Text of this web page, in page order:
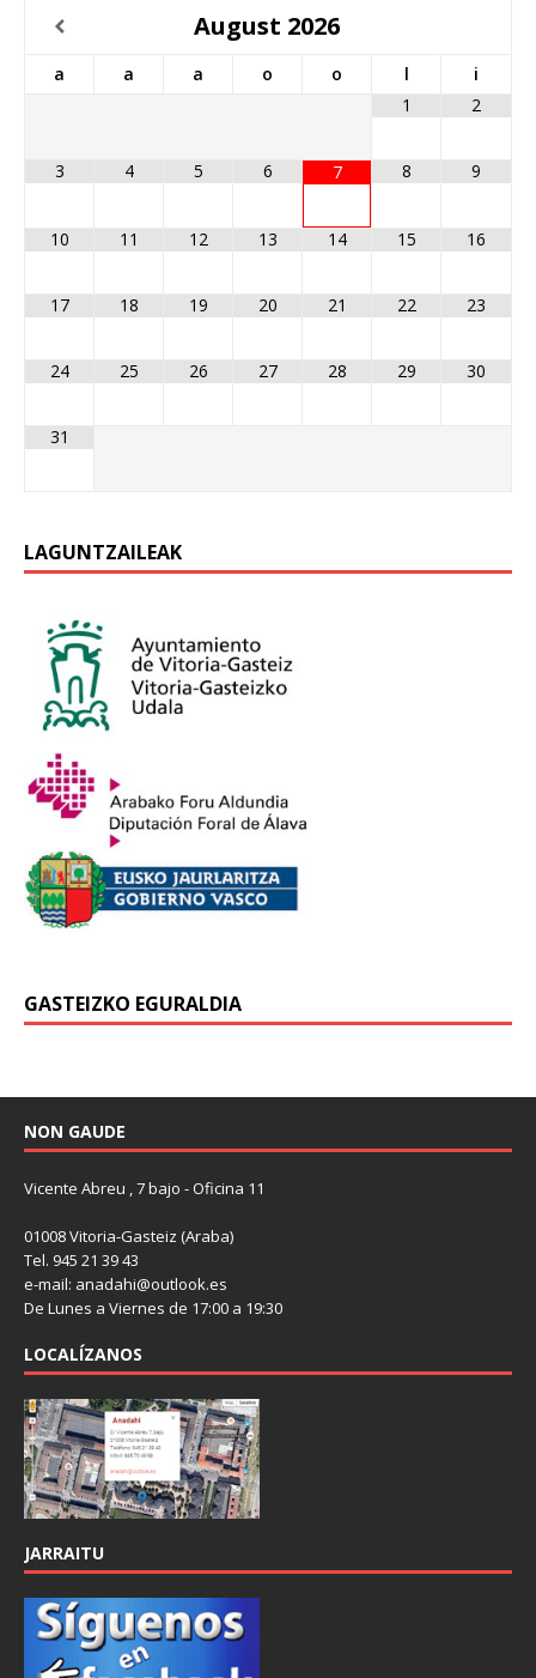
August 2026
a a a o o l
i
1
2
3 4 5 6 7 8 9
10 11 12 13 14 15 16
17 18 19 20 21 22 23
24 25 26 27 28 29 30
31
LAGUNTZAILEAK
GASTEIZKO EGURALDIA
NON GAUDE
Vicente Abreu , 7 bajo - Oficina 11
01008 Vitoria-Gasteiz (Araba)
Tel. 945 21 39 43
e-mail: anadahi@outlook.es
De Lunes a Viernes de 17:00 a 19:30
LOCALÍZANOS
JARRAITU